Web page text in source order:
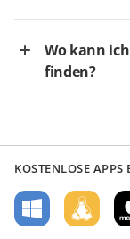
Wo kann
finden?
KOSTENLOSE APPS